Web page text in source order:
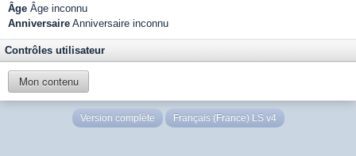
Âge Âge inconnu
Anniversaire Anniversaire inconnu
Contrôles utilisateur
Mon contenu
Version complète Français (France) LS v4